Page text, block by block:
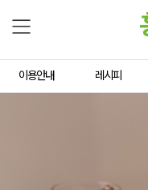
이용안내 레시피